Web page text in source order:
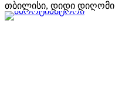
თბილისი, დიდი დიღომი